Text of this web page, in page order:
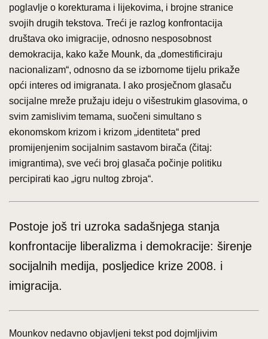
poglavlje o korekturama i lijekovima, i brojne stranice
svojih drugih tekstova. Treći je razlog konfrontacija
društava oko imigracije, odnosno nesposobnost
demokracija, kako kaže Mounk, da „domestificiraju
nacionalizam“, odnosno da se izbornome tijelu prikaže
opći interes od imigranata. I ako prosječnom glasaču
socijalne mreže pružaju ideju o višestrukim glasovima, o
svim zamislivim temama, suočeni simultano s
ekonomskom krizom i krizom „identiteta“ pred
promijenjenim socijalnim sastavom birača (čitaj:
imigrantima), sve veći broj glasača počinje politiku
percipirati kao „igru nultog zbroja“.
Postoje još tri uzroka sadašnjega stanja
konfrontacije liberalizma i demokracije: širenje
socijalnih medija, posljedice krize 2008. i
imigracija.
Mounkov nedavno objavljeni tekst pod dojmljivim